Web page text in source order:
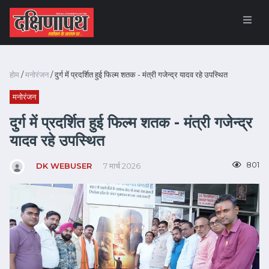
होम/मनोरंजन/ दुर्ग में प्रदर्शित हुई फिल्म शतक - मंत्री गजेन्द्र यादव रहे उपस्थित
मनोरंजन
दुर्ग में प्रदर्शित हुई फिल्म शतक - मंत्री गजेन्द्र
यादव रहे उपस्थित
DK WEBUSER 7 मार्च 2026 801